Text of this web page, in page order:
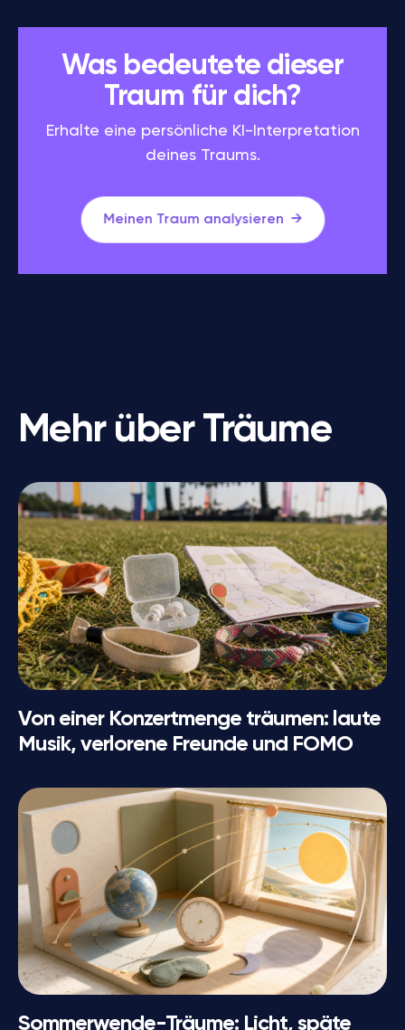
Was bedeutete dieser
Traum für dich?
Erhalte eine persönliche KI-Interpretation
deines Traums.
Meinen Traum analysieren
Mehr über Träume
Von einer Konzertmenge träumen: laute
Musik, verlorene Freunde und FOMO
Sommerwende-Träume: Licht, späte